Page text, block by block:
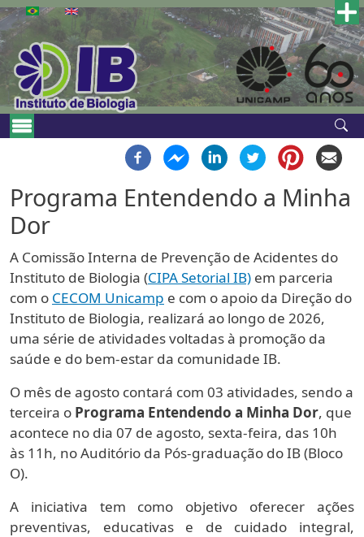
Pular para o conteúdo principal
Main navigation
Programa Entendendo a Minha
Dor
A Comissão Interna de Prevenção de Acidentes do
Instituto de Biologia (CIPA Setorial IB) em parceria
com o CECOM Unicamp e com o apoio da Direção do
Instituto de Biologia, realizará ao longo de 2026,
uma série de atividades voltadas à promoção da
saúde e do bem-estar da comunidade IB.
O mês de agosto contará com 03 atividades, sendo a
terceira o Programa Entendendo a Minha Dor, que
acontece no dia 07 de agosto, sexta-feira, das 10h
às 11h, no Auditório da Pós-graduação do IB (Bloco
O).
A iniciativa tem como objetivo oferecer ações
preventivas, educativas e de cuidado integral,